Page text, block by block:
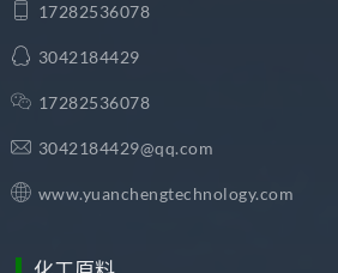
17282536078
3042184429
17282536078
3042184429@qq.com
www.yuanchengtechnology.com